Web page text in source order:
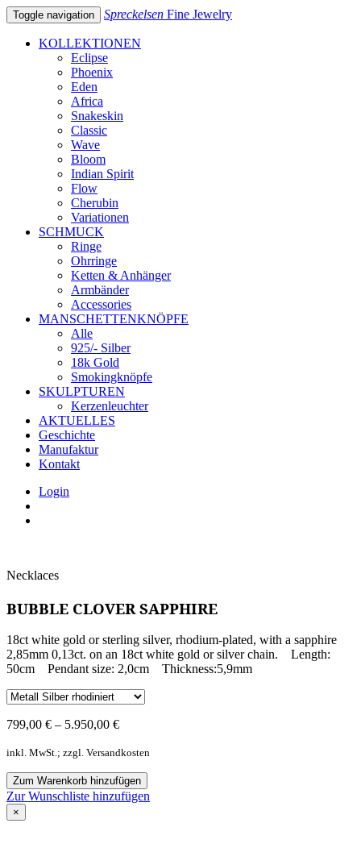
Toggle navigation Spreckelsen Fine Jewelry
KOLLEKTIONEN
Eclipse
Phoenix
Eden
Africa
Snakeskin
Classic
Wave
Bloom
Indian Spirit
Flow
Cherubin
Variationen
SCHMUCK
Ringe
Ohrringe
Ketten & Anhänger
Armbänder
Accessories
MANSCHETTENKNÖPFE
Alle
925/- Silber
18k Gold
Smokingknöpfe
SKULPTUREN
Kerzenleuchter
AKTUELLES
Geschichte
Manufaktur
Kontakt
Login
Necklaces
BUBBLE CLOVER SAPPHIRE
18ct white gold or sterling silver, rhodium-plated, with a sapphire
2,85mm 0,13ct. on an 18ct white gold or silver chain. Length:
50cm Pendant size: 2,0cm Thickness:5,9mm
799,00 € – 5.950,00 €
inkl. MwSt.; zzgl. Versandkosten
Zum Warenkorb hinzufügen
Zur Wunschliste hinzufügen
×